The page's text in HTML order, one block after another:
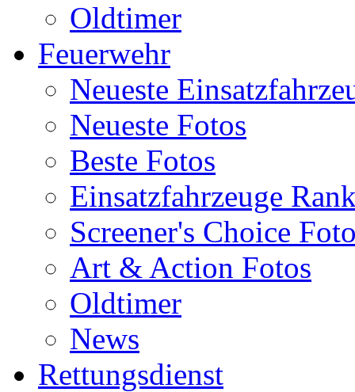
Oldtimer
Feuerwehr
Neueste
Neueste Fotos
Beste Fotos
Einsatzfahrzeuge
Screener's Choice
Art & Action Fotos
Oldtimer
News
Rettungsdienst